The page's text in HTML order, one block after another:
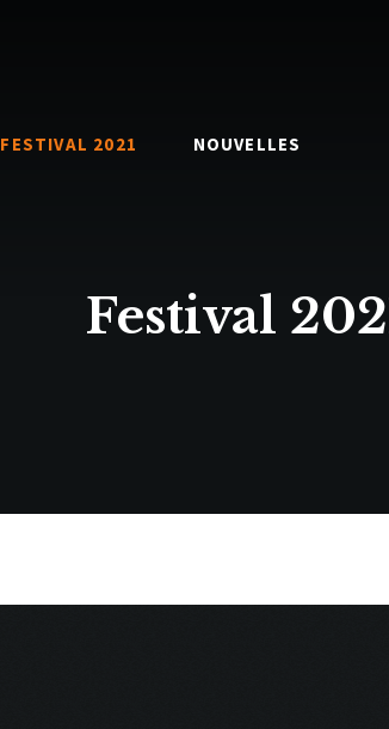
FESTIVAL 2021 NOUVELLES
Festival